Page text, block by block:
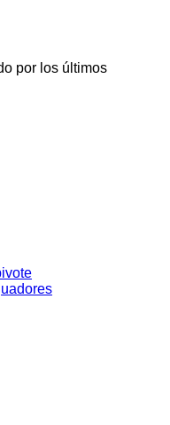
por los últimos